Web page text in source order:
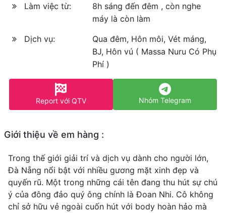
Làm việc từ:
8h sáng đến đêm , còn nghe
máy là còn làm
Dịch vụ:
Qua đêm, Hôn môi, Vét máng,
BJ, Hôn vú ( Massa Nuru Có Phụ
Phí )
Report với QTV Nhóm Telegram
Giới thiệu về em hàng :
Trong thế giới giải trí và dịch vụ dành cho người lớn,
Đà Nẵng nổi bật với nhiều gương mặt xinh đẹp và
quyến rũ. Một trong những cái tên đang thu hút sự chú
ý của đông đảo quý ông chính là Đoan Nhi. Cô không
chỉ sở hữu vẻ ngoài cuốn hút với body hoàn hảo mà